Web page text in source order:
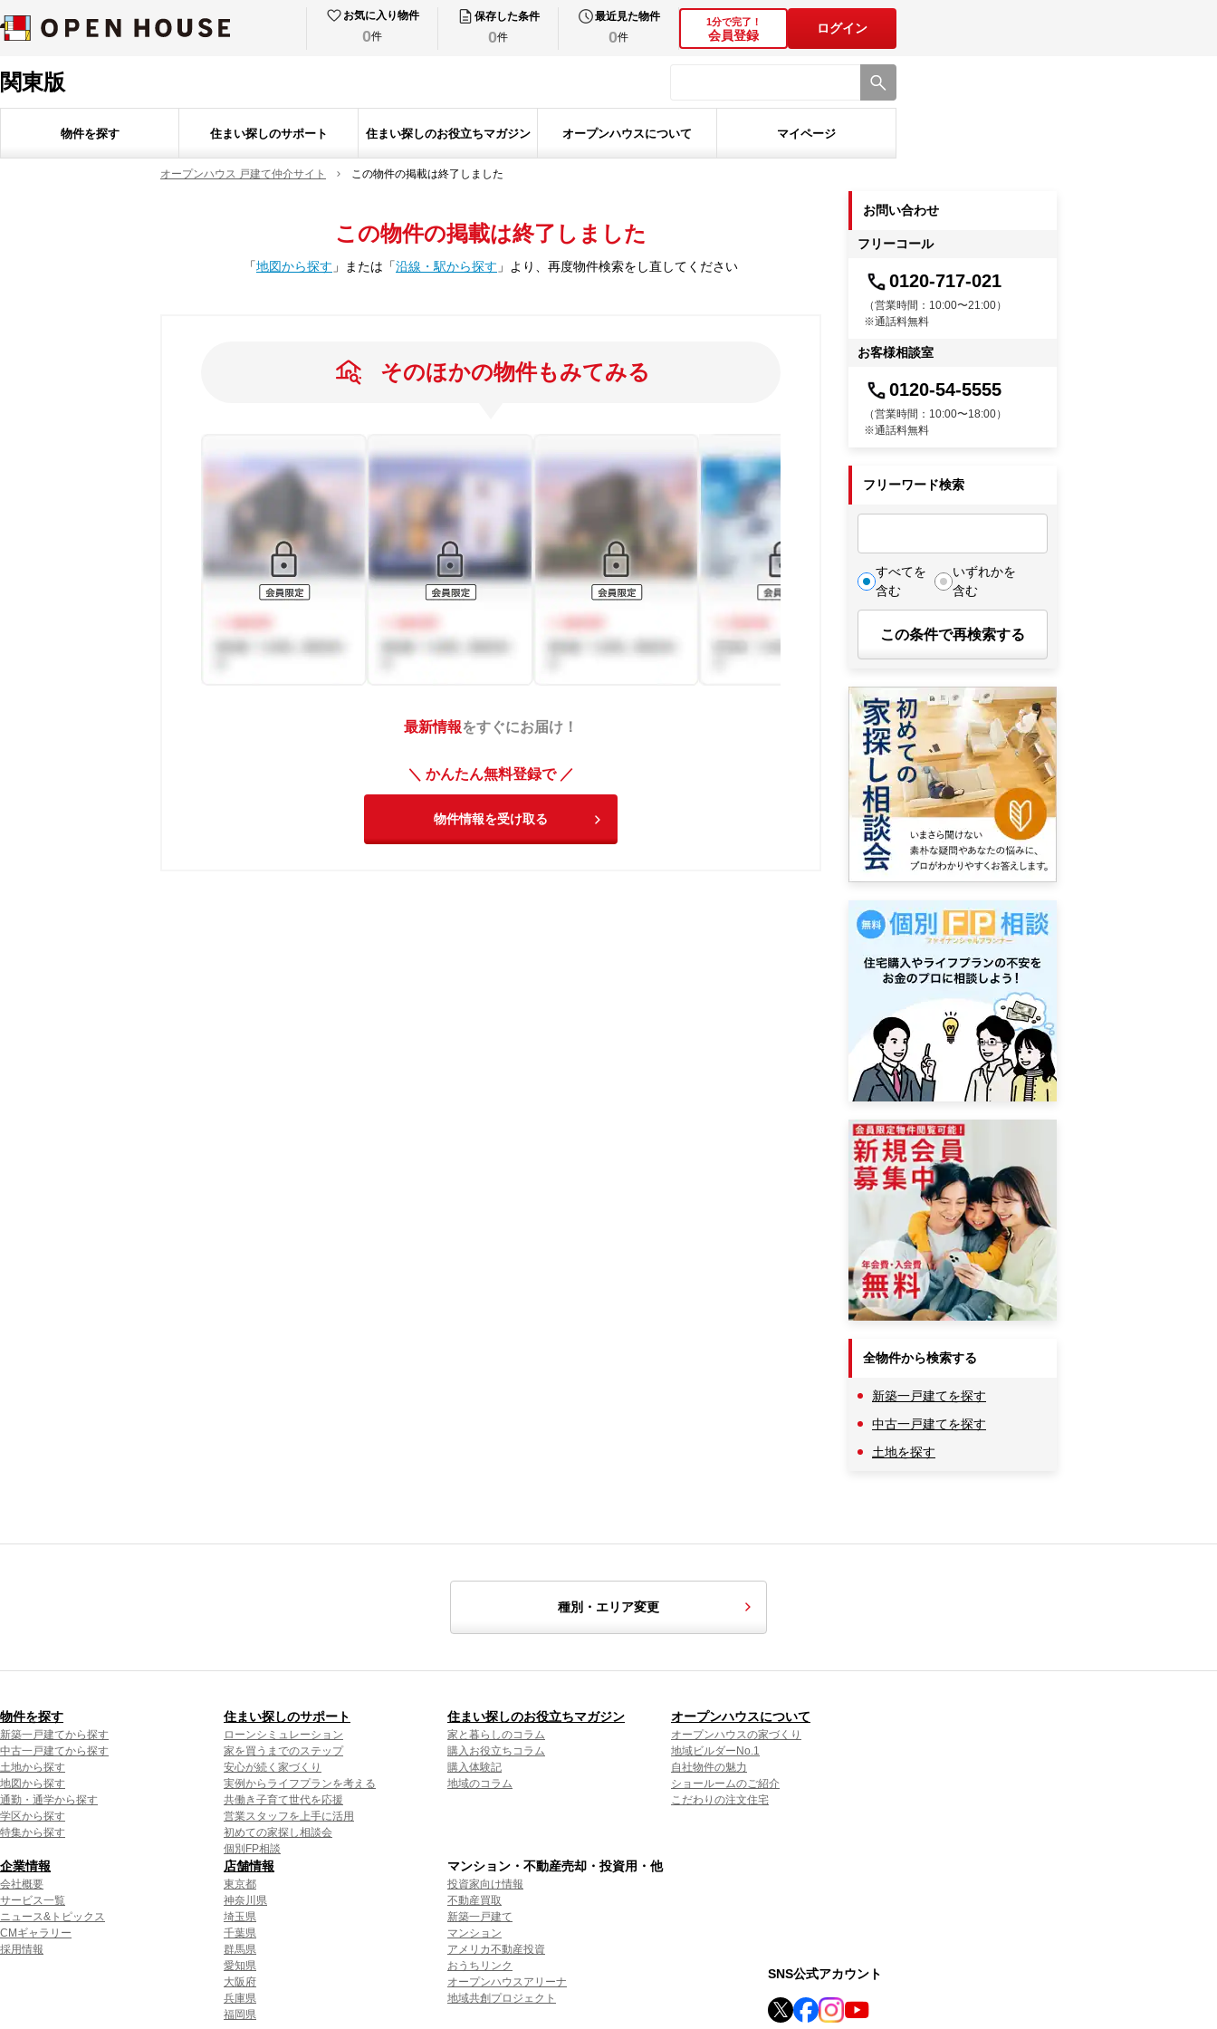
お気に入り物件
0件
保存した条件
0件
最近見た物件
0件
1分で完了！
会員登録
ログイン
関東版
物件を探す 住まい探しのサポート 住まい探しのお役立ちマガジン オープンハウスについて マイページ
オープンハウス 戸建て仲介サイト この物件の掲載は終了しました
この物件の掲載は終了しました
「地図から探す 」 または 「沿線・駅から探す 」 より、再度物件検索をし直してください
そのほかの物件もみてみる
最新情報をすぐにお届け！
＼ かんたん無料登録で ／
物件情報を受け取る
お問い合わせ
フリーコール
0120-717-021
（営業時間：10:00〜21:00）
※通話料無料
お客様相談室
0120-54-5555
（営業時間：10:00〜18:00）
※通話料無料
フリーワード検索
すべてを
含む
いずれかを
含む
この条件で再検索する
全物件から検索する
新築一戸建てを探す
中古一戸建てを探す
土地を探す
種別・エリア変更
物件を探す
新築一戸建てから探す
中古一戸建てから探す
土地から探す
地図から探す
通勤・通学から探す
学区から探す
特集から探す
住まい探しのサポート
ローンシミュレーション
家を買うまでのステップ
安心が続く家づくり
実例からライフプランを考える
共働き子育て世代を応援
営業スタッフを上手に活用
初めての家探し相談会
個別FP相談
住まい探しのお役立ちマガジン
家と暮らしのコラム
購入お役立ちコラム
購入体験記
地域のコラム
オープンハウスについて
オープンハウスの家づくり
地域ビルダーNo.1
自社物件の魅力
ショールームのご紹介
こだわりの注文住宅
企業情報
会社概要
サービス一覧
ニュース&トピックス
CMギャラリー
採用情報
店舗情報
東京都
神奈川県
埼玉県
千葉県
群馬県
愛知県
大阪府
兵庫県
福岡県
マンション・不動産売却・投資用・他
投資家向け情報
不動産買取
新築一戸建て
マンション
アメリカ不動産投資
おうちリンク
オープンハウスアリーナ
地域共創プロジェクト
SNS公式アカウント